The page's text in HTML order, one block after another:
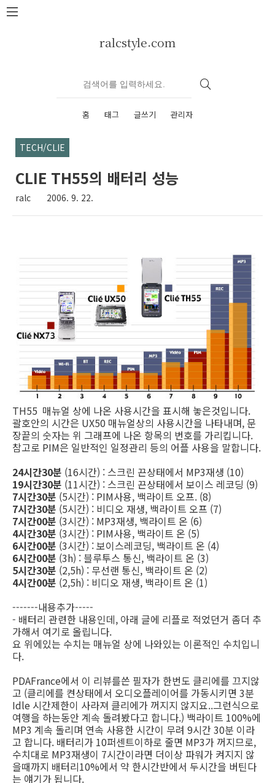
본문 바로가기
ralcstyle.com
홈 태그 글쓰기 관리자
TECH/CLIE
CLIE TH55의 배터리 성능
ralc 2006. 9. 22.
TH55 매뉴얼 상에 나온 사용시간을 표시해 놓은것입니다.
괄호안의 시간은 UX50 매뉴얼상의 사용시간을 나타내며, 문
장끝의 숫자는 위 그래프에 나온 항목의 번호를 가리킵니다.
참고로 PIM은 일반적인 일정관리 등의 어플 사용을 말합니다.
24시간30분 (16시간) : 스크린 끈상태에서 MP3재생 (10)
19시간30분 (11시간) : 스크린 끈상태에서 보이스 레코딩 (9)
7시간30분 (5시간) : PIM사용, 백라이트 오프. (8)
7시간30분 (5시간) : 비디오 재생, 백라이트 오프 (7)
7시간00분 (3시간) : MP3재생, 백라이트 온 (6)
4시간30분 (3시간) : PIM사용, 백라이트 온 (5)
6시간00분 (3시간) : 보이스레코딩, 백라이트 온 (4)
6시간00분 (3h) : 블루투스 통신, 백라이트 온 (3)
5시간30분 (2,5h) : 무선랜 통신, 백라이트 온 (2)
4시간00분 (2,5h) : 비디오 재생, 백라이트 온 (1)
-------내용추가-----
- 배터리 관련한 내용인데, 아래 글에 리플로 적었던거 좀더 추
가해서 여기로 올립니다.
요 위에있는 수치는 매뉴얼 상에 나와있는 이론적인 수치입니
다.
PDAFrance에서 이 리뷰를쓴 필자가 한번도 클리에를 끄지않
고 (클리에를 켠상태에서 오디오플레이어를 가동시키면 3분
Idle 시간제한이 사라져 클리에가 꺼지지 않지요..그런식으로
여행을 하는동안 계속 돌려봤다고 합니다.) 백라이트 100%에
MP3 계속 돌리며 연속 사용한 시간이 무려 9시간 30분 이라
고 합니다. 배터리가 10퍼센트이하로 줄면 MP3가 꺼지므로,
수치대로 MP3재생이 7시간이라면 더이상 파워가 켜지지 않
을때까지 배터리10%에서 약 한시간반에서 두시간을 버틴다
는 얘기가 됩니다.